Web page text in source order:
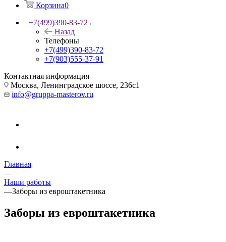
Корзина0
+7(499)390-83-72
Назад
Телефоны
+7(499)390-83-72
+7(903)555-37-91
Контактная информация
Москва, Ленинградское шоссе, 236с1
info@gruppa-masterov.ru
Главная
—
Наши работы
—Заборы из евроштакетника
Заборы из евроштакетника